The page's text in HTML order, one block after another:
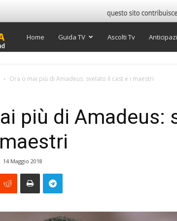
Super
Home Guida TV Ascolti Tv
Ora o mai più di Amadeus: svelato il cast e i maestri
più di Amadeus:
14 Maggio 2018